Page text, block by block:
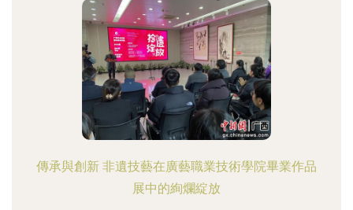
傳承與創新 非遺技藝在廣藝職業技術學院畢業作品
展中的絢爛綻放